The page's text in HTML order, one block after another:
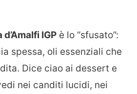
IGP è lo “sfusato”:
spessa, oli essenziali che
Dice ciao ai dessert e
nei canditi lucidi, nei